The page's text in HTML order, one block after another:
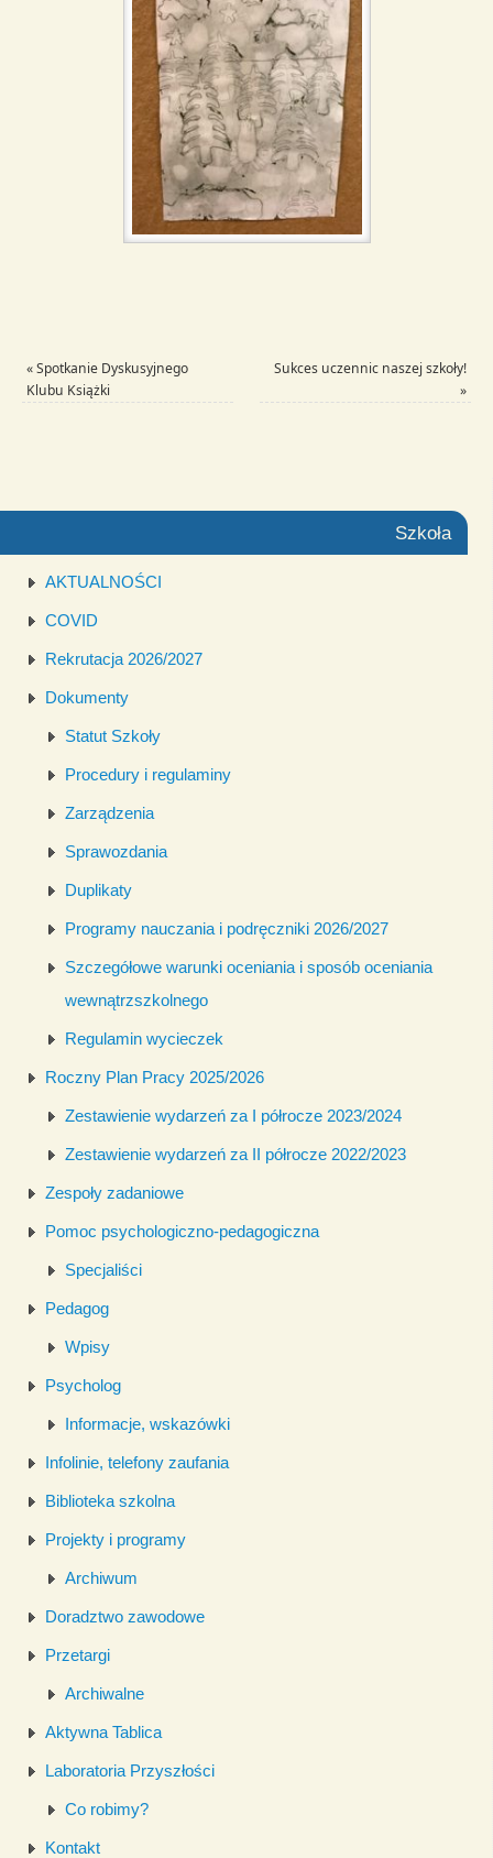
«Spotkanie Dyskusyjnego
Klubu Książki
Sukces uczennic naszej szkoły!
»
Szkoła
AKTUALNOŚCI
COVID
Rekrutacja 2026/2027
Dokumenty
Statut Szkoły
Procedury i regulaminy
Zarządzenia
Sprawozdania
Duplikaty
Programy nauczania i podręczniki 2026/2027
Szczegółowe warunki oceniania i sposób oceniania
wewnątrzszkolnego
Regulamin wycieczek
Roczny Plan Pracy 2025/2026
Zestawienie wydarzeń za I półrocze 2023/2024
Zestawienie wydarzeń za II półrocze 2022/2023
Zespoły zadaniowe
Pomoc psychologiczno-pedagogiczna
Specjaliści
Pedagog
Wpisy
Psycholog
Informacje, wskazówki
Infolinie, telefony zaufania
Biblioteka szkolna
Projekty i programy
Archiwum
Doradztwo zawodowe
Przetargi
Archiwalne
Aktywna Tablica
Laboratoria Przyszłości
Co robimy?
Kontakt